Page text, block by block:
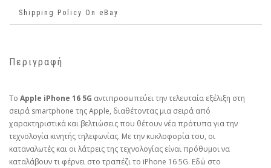
Shipping Policy On eBay
Περιγραφή
Το Apple iPhone 16 5G αντιπροσωπεύει την τελευταία εξέλιξη στη
σειρά smartphone της Apple, διαθέτοντας μια σειρά από
χαρακτηριστικά και βελτιώσεις που θέτουν νέα πρότυπα για την
τεχνολογία κινητής τηλεφωνίας. Με την κυκλοφορία του, οι
καταναλωτές και οι λάτρεις της τεχνολογίας είναι πρόθυμοι να
καταλάβουν τι φέρνει στο τραπέζι το iPhone 16 5G. Εδώ στο